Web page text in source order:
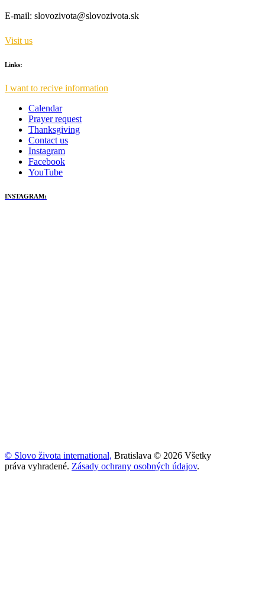
E-mail: slovozivota@slovozivota.sk
Visit us
Links:
I want to recive information
Calendar
Prayer request
Thanksgiving
Contact us
Instagram
Facebook
YouTube
INSTAGRAM:
© Slovo života international, Bratislava © 2026 Všetky
práva vyhradené. Zásady ochrany osobných údajov.